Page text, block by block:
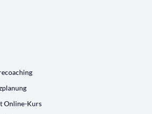
Online-Kurs